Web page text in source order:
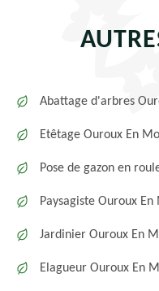
Abattage d'arbres
Etêtage Ouroux En
Pose de gazon en
Paysagiste Ouroux
Jardinier Ouroux En
Elagueur Ouroux En